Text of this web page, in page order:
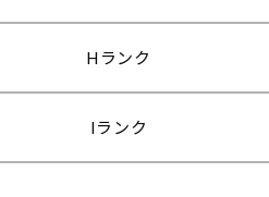
Hランク
Iランク